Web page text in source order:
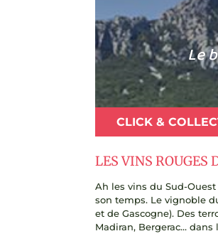
Le
CLICK &
LES VINS ROUGES
Ah les vins du Sud-
son temps. Le vignoble
et de Gascogne). Des
Madiran, Bergerac… dans